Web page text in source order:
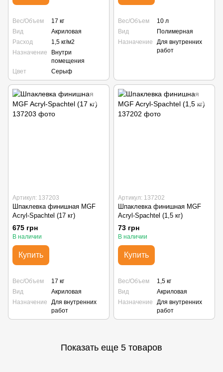
Вес/Объем
17 кг
Вид
Акриловая
Расход
1,5 кг/м2
Назначение
Внутри
помещения
Цвет
Серыф
Вес/Объем
10 л
Вид
Полимерная
Назначение
Для внутренних
работ
Артикул: 137203
Шпаклевка финишная MGF
Acryl-Spachtel (17 кг)
675 грн
В наличии
Купить
Вес/Объем
17 кг
Вид
Акриловая
Назначение
Для внутренних
работ
Артикул: 137202
Шпаклевка финишная MGF
Acryl-Spachtel (1,5 кг)
73 грн
В наличии
Купить
Вес/Объем
1,5 кг
Вид
Акриловая
Назначение
Для внутренних
работ
Показать еще 5 товаров